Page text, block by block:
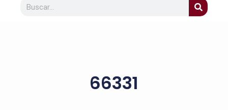
66331